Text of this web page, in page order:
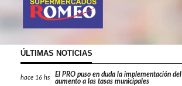
ÚLTIMAS NOTICIAS
hace 16 hs
El PRO puso en duda la implementación del
aumento a las tasas municipales